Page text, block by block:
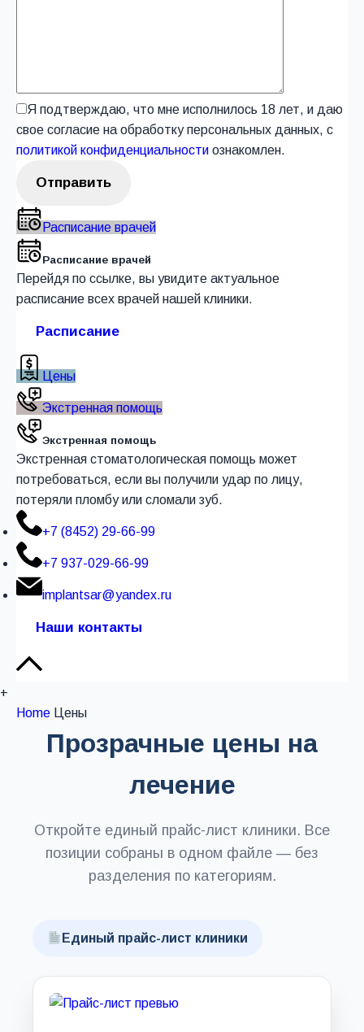
Я подтверждаю, что мне исполнилось 18 лет, и даю
свое согласие на обработку персональных данных, с
политикой конфиденциальности ознакомлен.
Расписание врачей
Расписание врачей
Перейдя по ссылке, вы увидите актуальное
расписание всех врачей нашей клиники.
Расписание
Цены
Экстренная помощь
Экстренная помощь
Экстренная стоматологическая помощь может
потребоваться, если вы получили удар по лицу,
потеряли пломбу или сломали зуб.
+7 (8452) 29-66-99
+7 937-029-66-99
implantsar@yandex.ru
Наши контакты
+
Home
Цены
Прозрачные цены на
лечение
Откройте единый прайс-лист клиники. Все
позиции собраны в одном файле — без
разделения по категориям.
Единый прайс-лист клиники